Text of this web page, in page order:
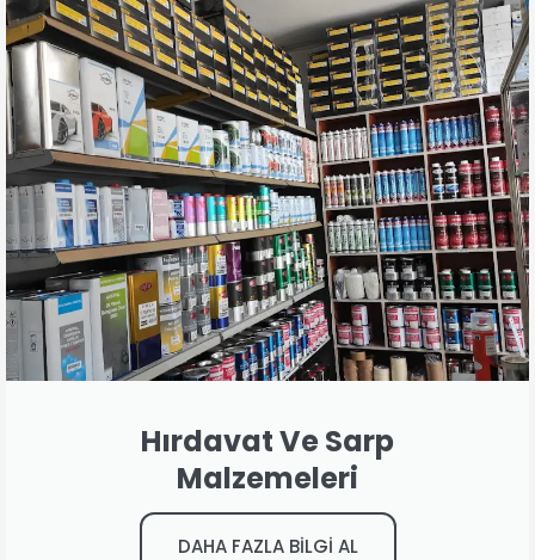
Hırdavat Ve Sarp
Malzemeleri
DAHA FAZLA BİLGİ AL